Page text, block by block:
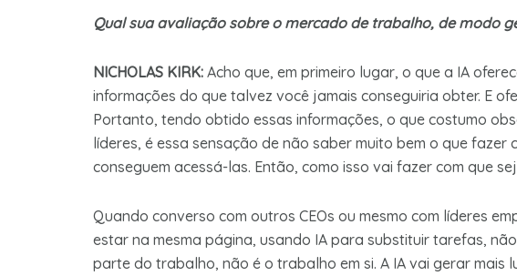
Qual sua avaliação sobre o mercado de trabalho, de modo
NICHOLAS KIRK: Acho que, em primeiro lugar, o que a IA
informações do que talvez você jamais conseguiria obter. E
Portanto, tendo obtido essas informações, o que costumo
líderes, é essa sensação de não saber muito bem o que fazer
conseguem acessá-las. Então, como isso vai fazer com que
Quando converso com outros CEOs ou mesmo com líderes
estar na mesma página, usando IA para substituir tarefas,
parte do trabalho, não é o trabalho em si. A IA vai gerar mais